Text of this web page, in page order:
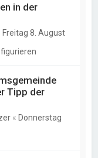
in der
Freitag 8. August
Tipp der
« Donnerstag